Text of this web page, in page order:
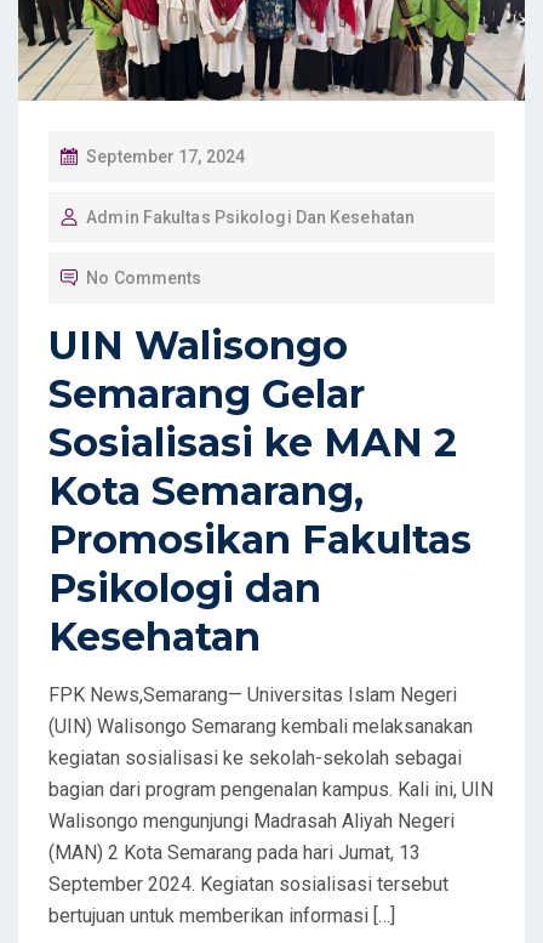
P
S
O
N
September 17, 2024
Admin Fakultas Psikologi Dan Kesehatan
No Comments
UIN Walisongo
Semarang Gelar
Sosialisasi ke MAN 2
Kota Semarang,
Promosikan Fakultas
Psikologi dan
Kesehatan
FPK News,Semarang— Universitas Islam Negeri
(UIN) Walisongo Semarang kembali melaksanakan
kegiatan sosialisasi ke sekolah-sekolah sebagai
bagian dari program pengenalan kampus. Kali ini, UIN
Walisongo mengunjungi Madrasah Aliyah Negeri
(MAN) 2 Kota Semarang pada hari Jumat, 13
September 2024. Kegiatan sosialisasi tersebut
bertujuan untuk memberikan informasi […]